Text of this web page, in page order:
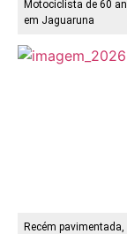
Motociclista de 60
em Jaguaruna
Recém